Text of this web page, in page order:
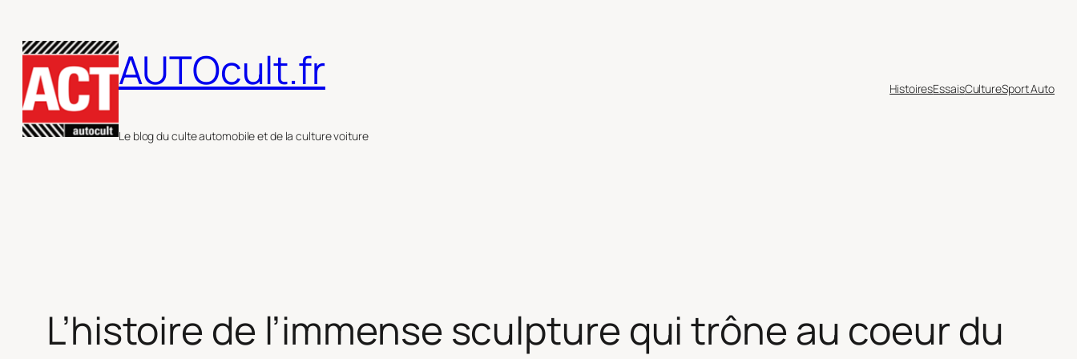
au
contenu
AUTOcult.fr
Le blog du culte automobile et de la culture voiture
HistoiresEssaisCultureSport Auto
L’histoire de l’immense sculpture qui trône au coeur du